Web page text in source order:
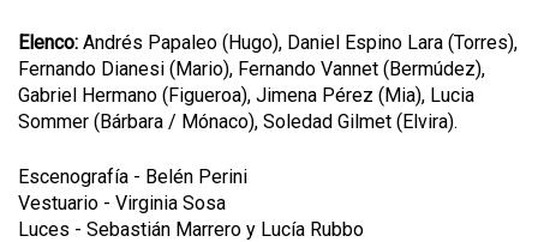
Elenco: Andrés Papaleo (Hugo), Daniel Espino Lara (Torres),
Fernando Dianesi (Mario), Fernando Vannet (Bermúdez),
Gabriel Hermano (Figueroa), Jimena Pérez (Mia), Lucia
Sommer (Bárbara / Mónaco), Soledad Gilmet (Elvira).
Escenografía - Belén Perini
Vestuario - Virginia Sosa
Luces - Sebastián Marrero y Lucía Rubbo